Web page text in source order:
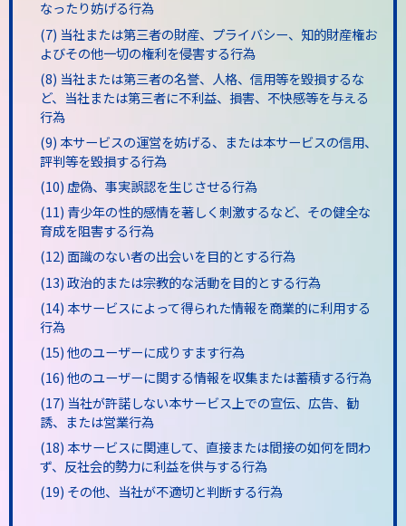
なったり妨げる行為
(7) 当社または第三者の財産、プライバシー、知的財産権お
よびその他一切の権利を侵害する行為
(8) 当社または第三者の名誉、人格、信用等を毀損するな
ど、当社または第三者に不利益、損害、不快感等を与える
行為
(9) 本サービスの運営を妨げる、または本サービスの信用、
評判等を毀損する行為
(10) 虚偽、事実誤認を生じさせる行為
(11) 青少年の性的感情を著しく刺激するなど、その健全な
育成を阻害する行為
(12) 面識のない者の出会いを目的とする行為
(13) 政治的または宗教的な活動を目的とする行為
(14) 本サービスによって得られた情報を商業的に利用する
行為
(15) 他のユーザーに成りすます行為
(16) 他のユーザーに関する情報を収集または蓄積する行為
(17) 当社が許諾しない本サービス上での宣伝、広告、勧
誘、または営業行為
(18) 本サービスに関連して、直接または間接の如何を問わ
ず、反社会的勢力に利益を供与する行為
(19) その他、当社が不適切と判断する行為